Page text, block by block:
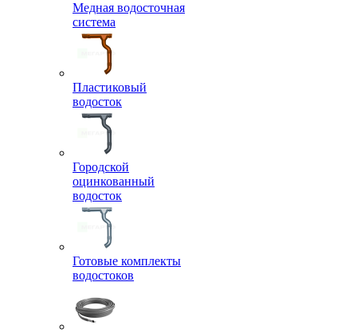
Медная водосточная
система
Пластиковый
водосток
Городской
оцинкованный
водосток
Готовые комплекты
водостоков